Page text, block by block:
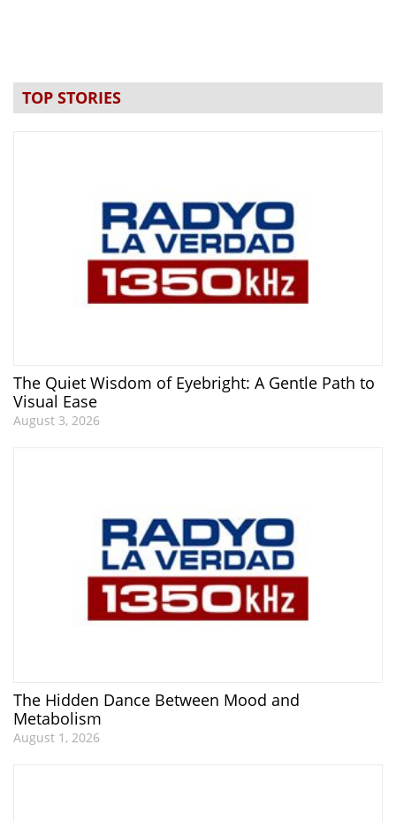
TOP STORIES
The Quiet Wisdom of Eyebright: A Gentle Path to
Visual Ease
August 3, 2026
The Hidden Dance Between Mood and
Metabolism
August 1, 2026